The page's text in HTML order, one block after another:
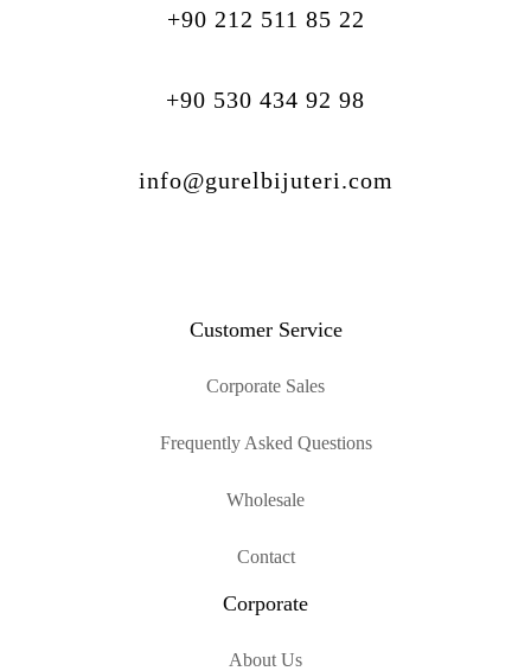
+90 212 511 85 22
+90 530 434 92 98
info@gurelbijuteri.com
Customer Service
Corporate Sales
Frequently Asked Questions
Wholesale
Contact
Corporate
About Us